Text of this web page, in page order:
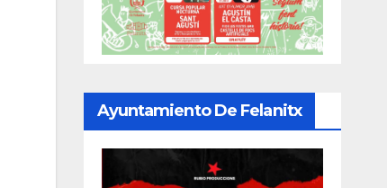
Ayuntamiento De Felanitx